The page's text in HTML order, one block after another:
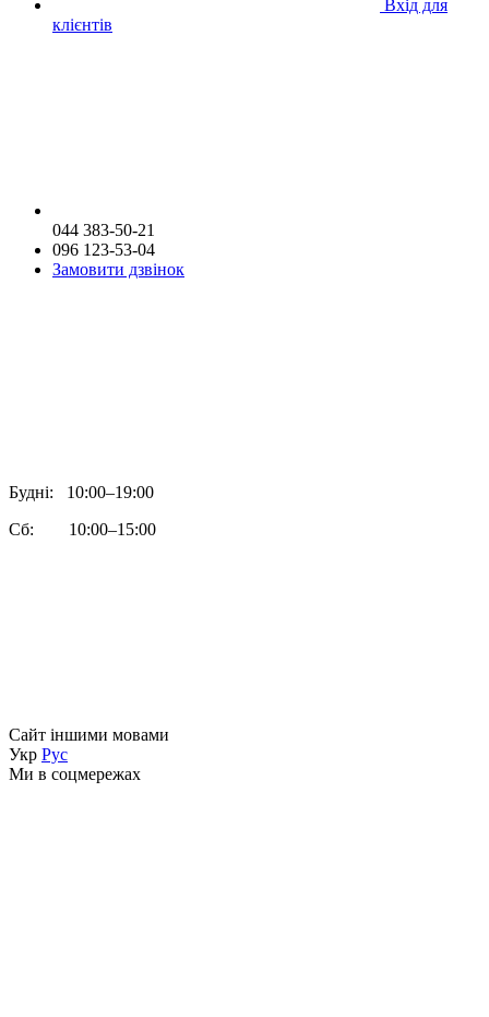
Вхід для
клієнтів
044 383-50-21
096 123-53-04
Замовити дзвінок
Будні: 10:00–19:00
Сб: 10:00–15:00
Сайт іншими мовами
Укр Рус
Ми в соцмережах